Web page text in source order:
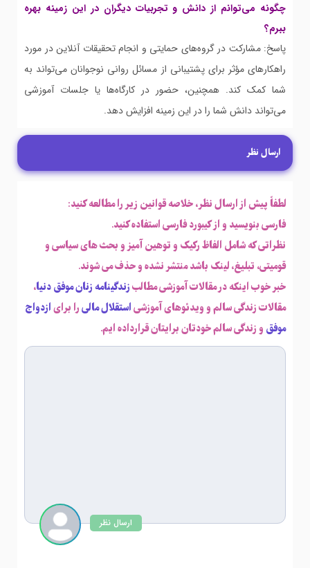
چگونه می‌توانم از دانش و تجربیات دیگران در این زمینه بهره
ببرم؟
پاسخ: مشارکت در گروه‌های حمایتی و انجام تحقیقات آنلاین در مورد
راهکارهای مؤثر برای پشتیبانی از مسائل روانی نوجوانان می‌تواند به
شما کمک کند. همچنین، حضور در کارگاه‌ها یا جلسات آموزشی
می‌تواند دانش شما را در این زمینه افزایش دهد.
ارسال نظر
لطفاً پیش از ارسال نظر، خلاصه قوانین زیر را مطالعه کنید:
فارسی بنویسید و از کیبورد فارسی استفاده کنید.
نظراتی که شامل الفاظ رکیک و توهین آمیز و بحث های سیاسی و
قومیتی، تبلیغ، لینک باشد منتشر نشده و حذف می شوند.
خبر خوب اینکه در مقالات آموزشی مطالبزندگینامه زنان موفق دنیا،
مقالات زندگی سالم و ویدئوهای آموزشیاستقلال مالیرا برایازدواج
موفق و زندگی سالم خودتان برایتان قرارداده ایم.
ارسال نظر